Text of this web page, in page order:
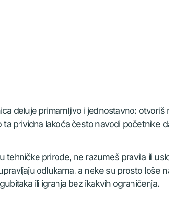
deluje primamljivo i jednostavno:
ta prividna lakoća često navodi početnike
tehničke prirode, ne razumeš pravila ili
odlukama, a neke su prosto loše
ili igranja bez ikakvih ograničenja.